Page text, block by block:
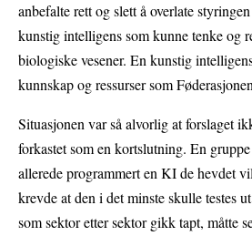
anbefalte rett og slett å overlate
kunstig intelligens som kunne tenke og
biologiske vesener. En kunstig
kunnskap og ressurser som
Situasjonen var så alvorlig at forslaget
forkastet som en kortslutning. En
allerede programmert en KI de hevdet
krevde at den i det minste skulle testes
som sektor etter sektor gikk tapt, måtte